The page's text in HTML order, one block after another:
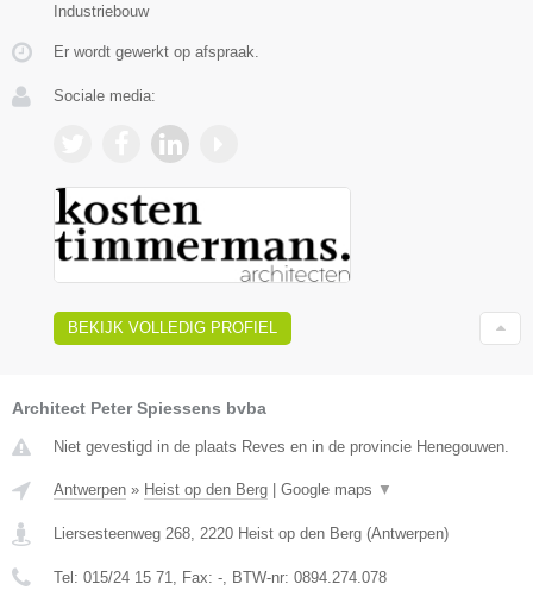
Industriebouw
Er wordt gewerkt op afspraak.
Sociale media:
BEKIJK VOLLEDIG PROFIEL
Architect Peter Spiessens bvba
Niet gevestigd in de plaats Reves en in de provincie Henegouwen.
Antwerpen » Heist op den Berg Google maps ▼
Liersesteenweg 268, 2220 Heist op den Berg (Antwerpen)
Tel: 015/24 15 71, Fax: -, BTW-nr: 0894.274.078